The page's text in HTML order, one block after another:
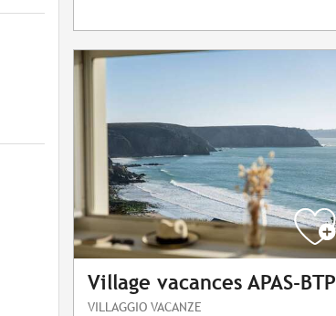
Village vacances APAS-BTP
VILLAGGIO VACANZE